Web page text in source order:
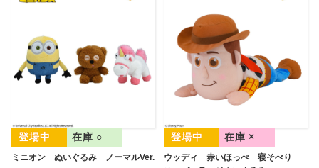
ミニオン ぬいぐるみ ノーマルVer.
在庫 ○
ウッディ 赤いほっぺ 寝そべり
在庫 ×